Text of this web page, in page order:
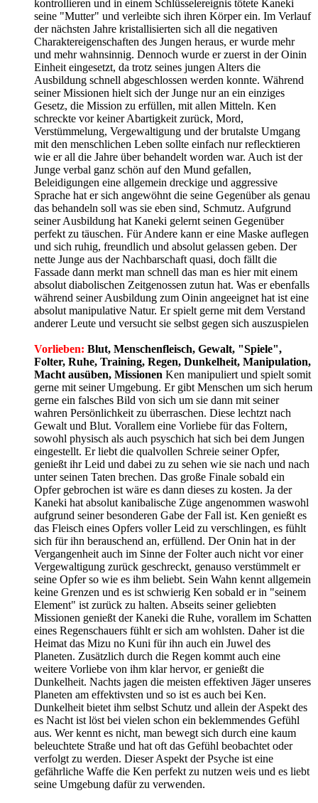
kontrollieren und in einem Schlüsselereignis tötete Kaneki
seine "Mutter" und verleibte sich ihren Körper ein. Im Verlauf
der nächsten Jahre kristallisierten sich all die negativen
Charaktereigenschaften des Jungen heraus, er wurde mehr
und mehr wahnsinnig. Dennoch wurde er zuerst in der Oinin
Einheit eingesetzt, da trotz seines jungen Alters die
Ausbildung schnell abgeschlossen werden konnte. Während
seiner Missionen hielt sich der Junge nur an ein einziges
Gesetz, die Mission zu erfüllen, mit allen Mitteln. Ken
schreckte vor keiner Abartigkeit zurück, Mord,
Verstümmelung, Vergewaltigung und der brutalste Umgang
mit den menschlichen Leben sollte einfach nur reflecktieren
wie er all die Jahre über behandelt worden war. Auch ist der
Junge verbal ganz schön auf den Mund gefallen,
Beleidigungen eine allgemein dreckige und aggressive
Sprache hat er sich angewöhnt die seine Gegenüber als genau
das behandeln soll was sie eben sind, Schmutz. Aufgrund
seiner Ausbildung hat Kaneki gelernt seinen Gegenüber
perfekt zu täuschen. Für Andere kann er eine Maske auflegen
und sich ruhig, freundlich und absolut gelassen geben. Der
nette Junge aus der Nachbarschaft quasi, doch fällt die
Fassade dann merkt man schnell das man es hier mit einem
absolut diabolischen Zeitgenossen zutun hat. Was er ebenfalls
während seiner Ausbildung zum Oinin angeeignet hat ist eine
absolut manipulative Natur. Er spielt gerne mit dem Verstand
anderer Leute und versucht sie selbst gegen sich auszuspielen
Vorlieben: Blut, Menschenfleisch, Gewalt, "Spiele",
Folter, Ruhe, Training, Regen, Dunkelheit, Manipulation,
Macht ausüben, Missionen Ken manipuliert und spielt somit
gerne mit seiner Umgebung. Er gibt Menschen um sich herum
gerne ein falsches Bild von sich um sie dann mit seiner
wahren Persönlichkeit zu überraschen. Diese lechtzt nach
Gewalt und Blut. Vorallem eine Vorliebe für das Foltern,
sowohl physisch als auch psyschich hat sich bei dem Jungen
eingestellt. Er liebt die qualvollen Schreie seiner Opfer,
genießt ihr Leid und dabei zu zu sehen wie sie nach und nach
unter seinen Taten brechen. Das große Finale sobald ein
Opfer gebrochen ist wäre es dann dieses zu kosten. Ja der
Kaneki hat absolut kanibalische Züge angenommen waswohl
aufgrund seiner besonderen Gabe der Fall ist. Ken genießt es
das Fleisch eines Opfers voller Leid zu verschlingen, es fühlt
sich für ihn berauschend an, erfüllend. Der Onin hat in der
Vergangenheit auch im Sinne der Folter auch nicht vor einer
Vergewaltigung zurück geschreckt, genauso verstümmelt er
seine Opfer so wie es ihm beliebt. Sein Wahn kennt allgemein
keine Grenzen und es ist schwierig Ken sobald er in "seinem
Element" ist zurück zu halten. Abseits seiner geliebten
Missionen genießt der Kaneki die Ruhe, vorallem im Schatten
eines Regenschauers fühlt er sich am wohlsten. Daher ist die
Heimat das Mizu no Kuni für ihn auch ein Juwel des
Planeten. Zusätzlich durch die Regen kommt auch eine
weitere Vorliebe von ihm klar hervor, er genießt die
Dunkelheit. Nachts jagen die meisten effektiven Jäger unseres
Planeten am effektivsten und so ist es auch bei Ken.
Dunkelheit bietet ihm selbst Schutz und allein der Aspekt des
es Nacht ist löst bei vielen schon ein beklemmendes Gefühl
aus. Wer kennt es nicht, man bewegt sich durch eine kaum
beleuchtete Straße und hat oft das Gefühl beobachtet oder
verfolgt zu werden. Dieser Aspekt der Psyche ist eine
gefährliche Waffe die Ken perfekt zu nutzen weis und es liebt
seine Umgebung dafür zu verwenden.